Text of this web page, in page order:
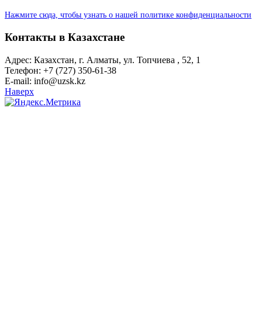
Нажмите сюда, чтобы узнать о нашей политике конфиденциальности
Контакты в Казахстане
Адрес: Казахстан, г. Алматы, ул. Топчиева , 52, 1
Телефон: +7 (727) 350-61-38
E-mail: info@uzsk.kz
Наверх